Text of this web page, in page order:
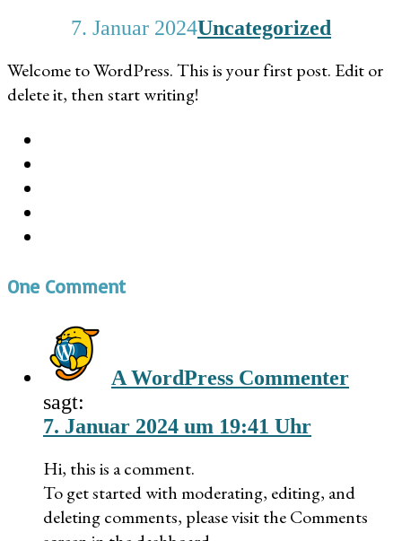
7. Januar 2024Uncategorized
Welcome to WordPress. This is your first post. Edit or
delete it, then start writing!
One Comment
A WordPress Commenter
sagt:
7. Januar 2024 um 19:41 Uhr
Hi, this is a comment.
To get started with moderating, editing, and
deleting comments, please visit the Comments